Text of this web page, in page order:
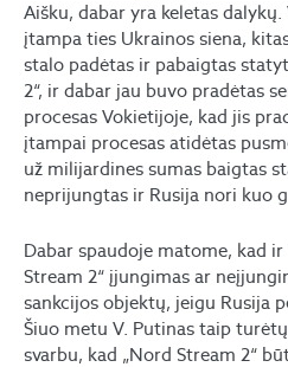
Aišku, dabar yra keletas
įtampa ties Ukrainos siena,
stalo padėtas ir pabaigtas
2“, ir dabar jau buvo pradėtas
procesas Vokietijoje, kad jis
įtampai procesas atidėtas
už milijardines sumas baigtas
neprijungtas ir Rusija nori kuo
Dabar spaudoje matome, kad
Stream 2“ įjungimas ar
sankcijos objektų, jeigu Rusija
Šiuo metu V. Putinas taip
svarbu, kad „Nord Stream 2“